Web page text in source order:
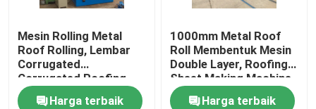
Tur Pabrik
Kontrol kualitas
Mesin Rolling Metal
Roof Rolling, Lembar
Corrugated
Corrugated Roofing
Sheet Making Machine
Harga terbaik
1000mm Metal Roof
Roll Membentuk Mesin
Double Layer, Roofing
Sheet Making Machine
Harga terbaik